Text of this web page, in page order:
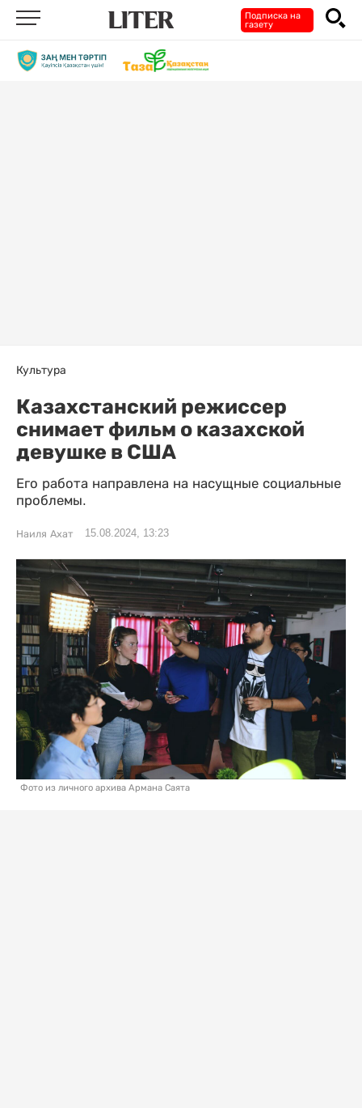
Подписка на
газету
Культура
Казахстанский режиссер
снимает фильм о казахской
девушке в США
Его работа направлена на насущные социальные
проблемы.
Наиля Ахат 15.08.2024, 13:23
Фото из личного архива Армана Саята